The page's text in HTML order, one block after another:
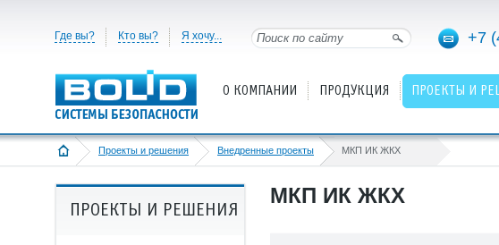
Где вы? Кто вы? Я хочу... +7
О КОМПАНИИ ПРОДУКЦИЯ ПРОЕКТЫ И
Проекты и решения Внедренные проекты МКП ИК ЖКХ
ПРОЕКТЫ И РЕШЕНИЯ
МКП ИК ЖКХ